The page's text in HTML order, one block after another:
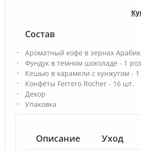
Состав
Ароматный кофе в зернах
Фундук в темном шоколаде - 1
Кешью в карамели с кунжутом - 1
Конфеты Ferrero Rocher - 16 шт.
Декор
Упаковка
Описание Уход